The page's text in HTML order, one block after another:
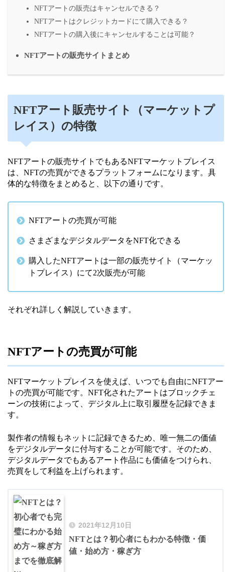
NFTアートの販売はキャンセルできる？
NFTアートはクレジットカードにて購入できる？
NFTアートの購入後にキャンセルすることは可能？
NFTアートの販売サイトまとめ
NFTアート販売サイト（マーケットプ
レイス）の特徴
NFTアートの販売サイトでもあるNFTマーケットプレイス
は、NFTの売買ができるプラットフォームになります。具
体的な特徴をまとめると、以下の通りです。
NFTアートの売買が可能
さまざまなデジタルデータをNFT化できる
購入したNFTアートは一部の販売サイト（マーケッ
トプレイス）にて2次販売が可能
それぞれ詳しく解説していきます。
NFTアートの売買が可能
NFTマーケットプレイスを使えば、いつでも自由にNFTアー
トの売買が可能です。NFT化されたアートはブロックチェ
ーンの技術によって、デジタル上に取引履歴を記録できま
す。
製作者の情報もネットに記録できるため、唯一無二の価値
をデジタルデータに付与することが可能です。そのため、
デジタルデータでもあるアート作品にも価値をつけられ、
売買をして利益を上げられます。
2021年12月10日
NFTとは？初心者にもわかる特徴・価
値・始め方・稼ぎ方